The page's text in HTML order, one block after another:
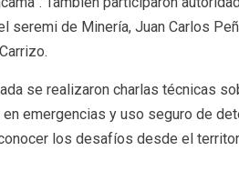
seremi de Minería, Juan Carlos
se realizaron charlas técnicas
emergencias y uso seguro de
los desafíos desde el